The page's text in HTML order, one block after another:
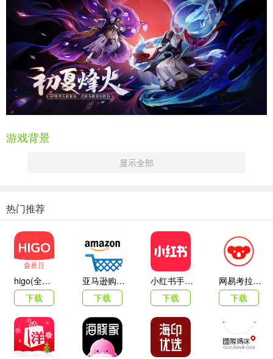
游戏背景
平安时代，世界分为阳面和阴面，阳面的世界为阳界，反面为阴界。
阳界是人类生活的现实世界的阳面，其间具有特殊能力的人类可以研
过法术和式神的帮助干预阴阳两界之事，维持阴阳平衡。安倍晴明就
是阴阳师的代表，他为了保持自身的正义力量不被内心深处的邪念所
污染，使用秘术将其中一部分意识分离出去，由此形成了白晴明与黑
晴明两个人。黑晴明深知处于阴界的妖怪的无助悲伤以及人类的傲慢
对他们的不公正待遇，在八岐大蛇的蛊惑下他希望打开阴界的大门，
让阴界的妖怪们能够重返并现世阳界。晴明不愿看到现世阳界因为阴
界大门开启破坏阴阳平衡，导致生灵涂炭。于是由晴明率领的式神们
和黑晴明率领的阴界式神们在平安京为了自己的信念展开了最后的决
战。
显示全部
热门推荐
higo(全球购)
下载
亚马逊购物app
下载
小红书手机客户端
下载
网易考拉海购
下载